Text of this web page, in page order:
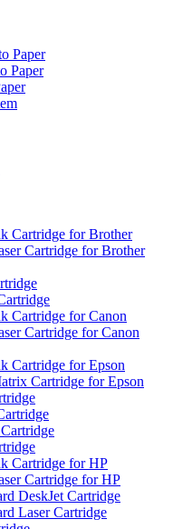
Paper
Paper
Cartridge for Brother
Cartridge for Brother
Cartridge for Canon
Cartridge for Canon
Cartridge for Epson
Cartridge for Epson
Cartridge for HP
Cartridge for HP
DeskJet Cartridge
Laser Cartridge